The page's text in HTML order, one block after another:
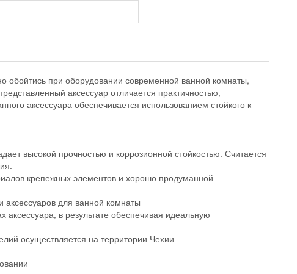
обойтись при оборудовании современной ванной комнаты,
аксессуар отличается практичностью,
аксессуара обеспечивается использованием стойкого к
высокой прочностью и коррозионной стойкостью. Считается
крепежных элементов и хорошо продуманной
аксессуаров для ванной комнаты
аксессуара, в результате обеспечивая идеальную
осуществляется на территории Чехии